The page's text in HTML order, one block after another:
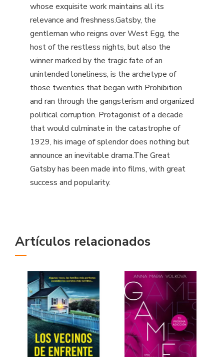
whose exquisite work maintains all its
relevance and freshness.Gatsby, the
gentleman who reigns over West Egg, the
host of the restless nights, but also the
winner marked by the tragic fate of an
unintended loneliness, is the archetype of
those twenties that began with Prohibition
and ran through the gangsterism and organized
political corruption. Protagonist of a decade
that would culminate in the catastrophe of
1929, his image of splendor does nothing but
announce an inevitable drama.The Great
Gatsby has been made into films, with great
success and popularity.
Artículos relacionados